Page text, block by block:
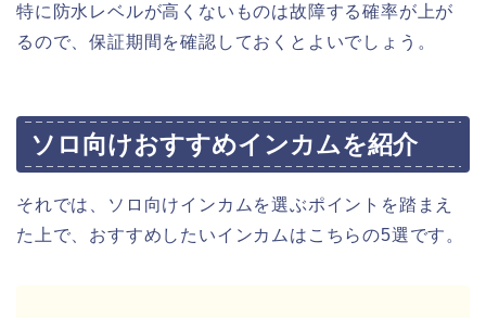
特に防水レベルが高くないものは故障する確率が上が
るので、保証期間を確認しておくとよいでしょう。
ソロ向けおすすめインカムを紹介
それでは、ソロ向けインカムを選ぶポイントを踏まえ
た上で、おすすめしたいインカムはこちらの5選です。